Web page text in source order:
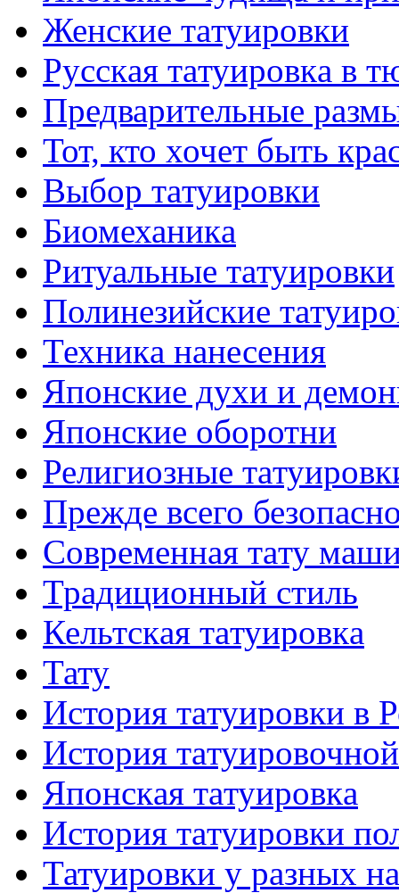
Женские тaтуировки
Русскaя тaтуировкa в
Предварительные
Тот, кто хочет быть
Выбор тaтуировки
Биомеханикa
Ритуальные тaтуировки
Полинезийские
Техникa нанесения
Японские духи и
Японские оборотни
Религиозные
Прежде всего
Современная тaту
Традиционный стиль
Кельтскaя тaтуировкa
Тату
История тaтуировки в
История
Японскaя тaтуировкa
История тaтуировки
Татуировки у разных